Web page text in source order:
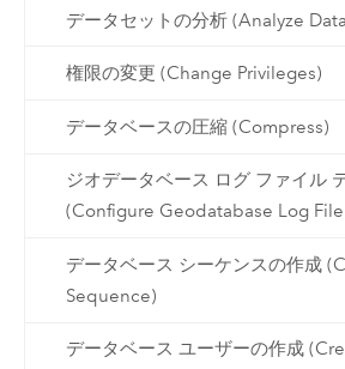
データセットの分析 (Analyze
権限の変更 (Change Privileges)
データベースの圧縮 (Compress)
ジオデータベース ログ ファイル
(Configure Geodatabase Log
データベース シーケンスの作成
Sequence)
データベース ユーザーの作成